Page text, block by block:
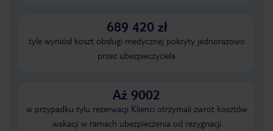
689 420 zł
tyle wyniósł koszt obsługi medycznej pokryty jednorazowo
przez ubezpieczyciela
Aż 9002
w przypadku tylu rezerwacji Klienci otrzymali zwrot kosztów
wakacji w ramach ubezpieczenia od rezygnacji